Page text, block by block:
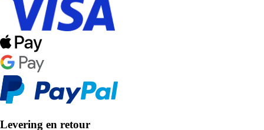
Levering en retour